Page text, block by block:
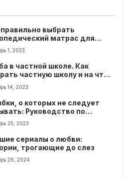
правильно выбрать
матрас для
1, 2023
в частной школе. Как
частную школу и на что
обратить внимание при
14, 2023
о которых не следует
Руководство по
25, 2023
сериалы о любви:
трогающие до слез
26, 2024